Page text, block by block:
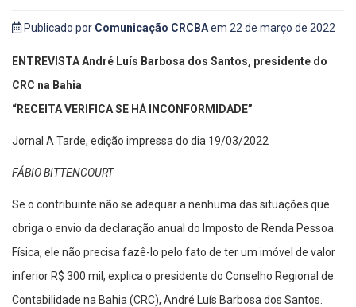
Publicado por Comunicação CRCBAem 22 de março de 2022
ENTREVISTA André Luís Barbosa dos Santos, presidente do
CRC na Bahia
“RECEITA VERIFICA SE HÁ INCONFORMIDADE”
Jornal A Tarde, edição impressa do dia 19/03/2022
FÁBIO BITTENCOURT
Se o contribuinte não se adequar a nenhuma das situações que
obriga o envio da declaração anual do Imposto de Renda Pessoa
Física, ele não precisa fazê-lo pelo fato de ter um imóvel de valor
inferior R$ 300 mil, explica o presidente do Conselho Regional de
Contabilidade na Bahia (CRC), André Luís Barbosa dos Santos.